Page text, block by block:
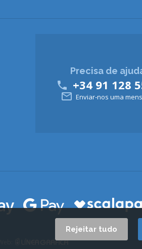
Precisa de
 +34 91 128
 Enviar-nos uma
Rejeitar tudo